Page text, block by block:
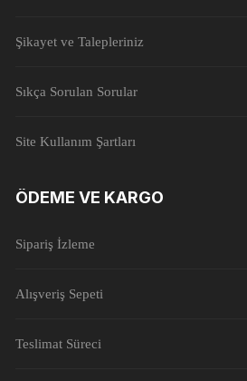
Şikayet ve Talepleriniz
Sıkça Sorulan Sorular
Site Kullanım Şartları
ÖDEME VE KARGO
Sipariş İzleme
Alışveriş Sepeti
Teslimat Süreci